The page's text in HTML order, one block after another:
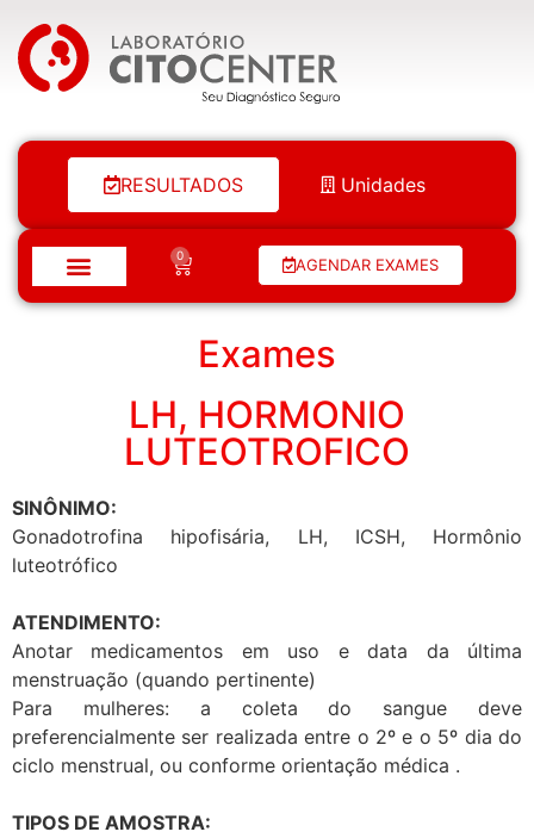
Laboratório Citocenter
RESULTADOS Unidades
0 AGENDAR EXAMES
Exames
LH, HORMONIO
LUTEOTROFICO
SINÔNIMO:
Gonadotrofina hipofisária, LH, ICSH, Hormônio
luteotrófico
ATENDIMENTO:
Anotar medicamentos em uso e data da última
menstruação (quando pertinente)
Para mulheres: a coleta do sangue deve
preferencialmente ser realizada entre o 2º e o 5º dia do
ciclo menstrual, ou conforme orientação médica .
TIPOS DE AMOSTRA: